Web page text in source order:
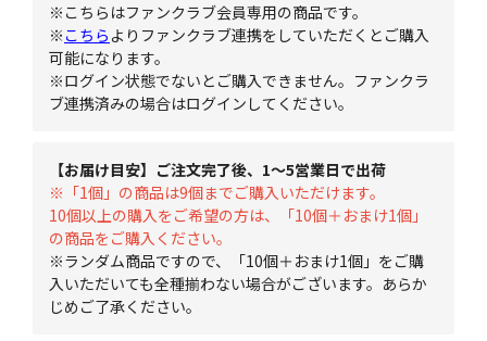
※こちらはファンクラブ会員専用の商品です。
※ こちら よりファンクラブ連携をしていただくとご購入
可能になります。
※ログイン状態でないとご購入できません。ファンクラ
ブ連携済みの場合はログインしてください。
【お届け目安】ご注文完了後、1～5営業日で出荷
※「1個」の商品は9個までご購入いただけます。
10個以上の購入をご希望の方は、「10個＋おまけ1個」
の商品をご購入ください。
※ランダム商品ですので、「10個＋おまけ1個」をご購
入いただいても全種揃わない場合がございます。あらか
じめご了承ください。